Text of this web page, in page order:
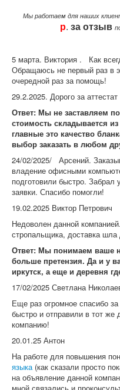
образцу. Все
образцов.
Мы работаем для наших
р. заотзыв
5 марта. Виктория . Как
Обращаюсь не первый раз в
очередной раз за помощь!
29.2.2025. Дорого за
Ответ: Мы не заставляем
стоимость складывается
главные это качество
выбор заказать в любом
24/02/2025/ Арсений.
владение офисными
подготовили быстро.
заявки. Спасибо помогли!
19.02.2025 Виктор Петрович
Недоволен данной
стропальщика, доставка
Ответ: Мы понимаем ваше
больше претензия. Да и у
иркутск, а еще и деревня
17/02/2025 Светлана
Еще раз огромное спасибо
быстро и отправили в тот
компанию!
20.01.25 Антон
На работе для повышения
языка(как сказали просто
на объявление данной